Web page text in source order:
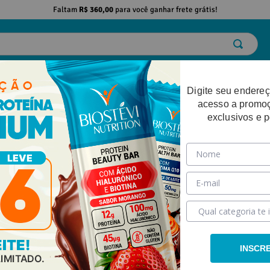
Faltam R$ 360,00para você ganhar frete grátis!
EMAGRECIMENTO DESEMPENHO FÍSICO
Rhamnosus + Associações 30 Doses
Digite seu
acesso a
exclusivos e